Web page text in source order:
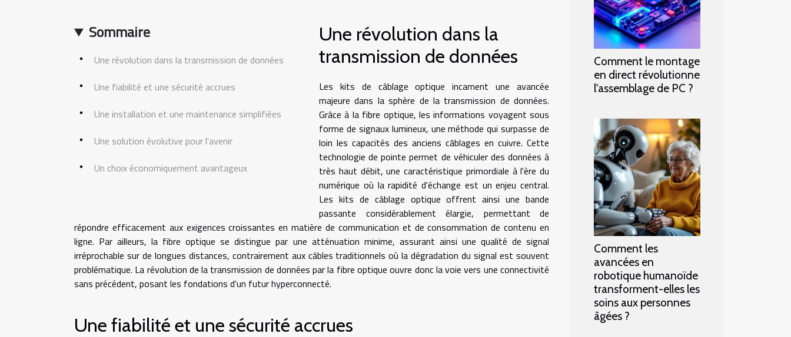
Sommaire
Une révolution dans la transmission de données
Une fiabilité et une sécurité accrues
Une installation et une maintenance simplifiées
Une solution évolutive pour l'avenir
Un choix économiquement avantageux
Une révolution dans la
transmission de données
Les kits de câblage optique incarnent une avancée
majeure dans la sphère de la transmission de données.
Grâce à la fibre optique, les informations voyagent sous
forme de signaux lumineux, une méthode qui surpasse de
loin les capacités des anciens câblages en cuivre. Cette
technologie de pointe permet de véhiculer des données à
très haut débit, une caractéristique primordiale à l'ère du
numérique où la rapidité d'échange est un enjeu central.
Les kits de câblage optique offrent ainsi une bande
passante considérablement élargie, permettant de
répondre efficacement aux exigences croissantes en matière de communication et de consommation de contenu en
ligne. Par ailleurs, la fibre optique se distingue par une atténuation minime, assurant ainsi une qualité de signal
irréprochable sur de longues distances, contrairement aux câbles traditionnels où la dégradation du signal est souvent
problématique. La révolution de la transmission de données par la fibre optique ouvre donc la voie vers une connectivité
sans précédent, posant les fondations d'un futur hyperconnecté.
Une fiabilité et une sécurité accrues
Comment le montage
en direct révolutionne
l'assemblage de PC ?
Comment les
avancées en
robotique humanoïde
transforment-elles les
soins aux personnes
âgées ?